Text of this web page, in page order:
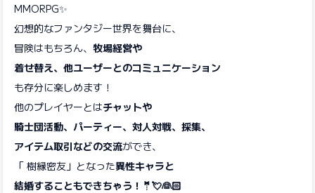
MMORPG✨
幻想的なファンタジー世界を舞台に、
冒険はもちろん、 牧場経営や
着せ替え、他ユーザーとのコミュニケーション
も存分に楽しめます！
他のプレイヤーとはチャットや
騎士団活動、パーティー、対人対戦、採集、
アイテム取引などの交流ができ、
「 樹縁密友」となった異性キャラと
結婚することもできちゃう！🤵💘👰🏻